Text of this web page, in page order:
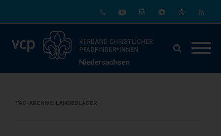
TAG-ARCHIVE: LANDESLAGER